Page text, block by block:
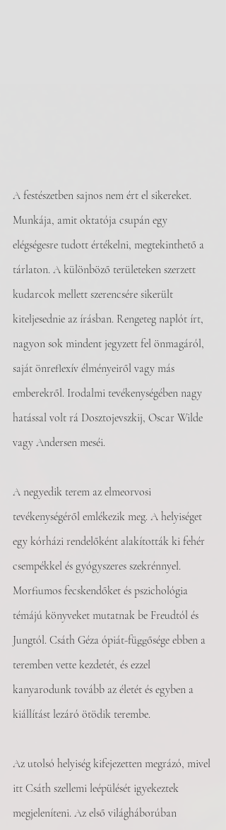
A festészetben sajnos nem ért el sikereket.
Munkája, amit oktatója csupán egy
elégségesre tudott értékelni, megtekinthető a
tárlaton. A különböző területeken szerzett
kudarcok mellett szerencsére sikerült
kiteljesednie az írásban. Rengeteg naplót írt,
nagyon sok mindent jegyzett fel önmagáról,
saját önreflexív élményeiről vagy más
emberekről. Irodalmi tevékenységében nagy
hatással volt rá Dosztojevszkij, Oscar Wilde
vagy Andersen meséi.
A negyedik terem az elmeorvosi
tevékenységéről emlékezik meg. A helyiséget
egy kórházi rendelőként alakították ki fehér
csempékkel és gyógyszeres szekrénnyel.
Morfiumos fecskendőket és pszichológia
témájú könyveket mutatnak be Freudtól és
Jungtól. Csáth Géza ópiát-függősége ebben a
teremben vette kezdetét, és ezzel
kanyarodunk tovább az életét és egyben a
kiállítást lezáró ötödik terembe.
Az utolsó helyiség kifejezetten megrázó, mivel
itt Csáth szellemi leépülését igyekeztek
megjeleníteni. Az első világháborúban